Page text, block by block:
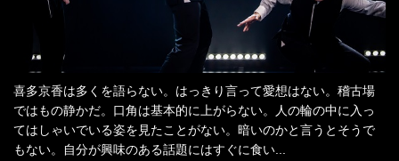
喜多京香は多くを語らない。はっきり言って愛想はない。稽古場
ではもの静かだ。口角は基本的に上がらない。人の輪の中に入っ
てはしゃいでいる姿を見たことがない。暗いのかと言うとそうで
もない。自分が興味のある話題にはすぐに食い...